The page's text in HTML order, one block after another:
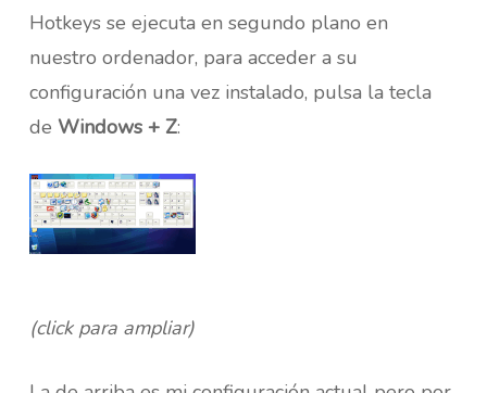
Hotkeys se ejecuta en segundo plano en
nuestro ordenador, para acceder a su
configuración una vez instalado, pulsa la tecla
de Windows + Z:
(click para ampliar)